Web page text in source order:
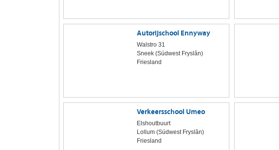
Autorijschool Ennyway
Walstro 31
Sneek (Súdwest Fryslân)
Friesland
Verkeersschool Umeo
Elshoutbuurt
Lollum (Súdwest Fryslân)
Friesland